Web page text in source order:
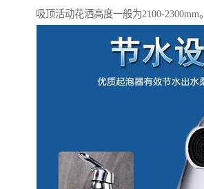
吸顶活动花洒高度一般为2100-2300mm。